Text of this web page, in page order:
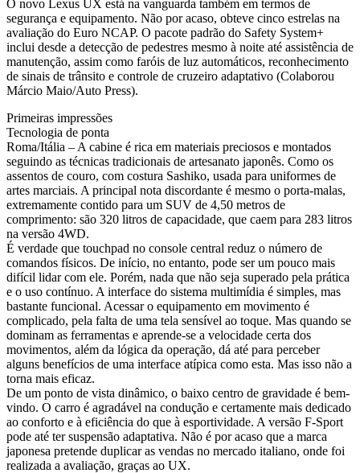
O novo Lexus UX está na vanguarda também em termos de
segurança e equipamento. Não por acaso, obteve cinco estrelas na
avaliação do Euro NCAP. O pacote padrão do Safety System+
inclui desde a detecção de pedestres mesmo à noite até assistência de
manutenção, assim como faróis de luz automáticos, reconhecimento
de sinais de trânsito e controle de cruzeiro adaptativo (Colaborou
Márcio Maio/Auto Press).
Primeiras impressões
Tecnologia de ponta
Roma/Itália – A cabine é rica em materiais preciosos e montados
seguindo as técnicas tradicionais de artesanato japonês. Como os
assentos de couro, com costura Sashiko, usada para uniformes de
artes marciais. A principal nota discordante é mesmo o porta-malas,
extremamente contido para um SUV de 4,50 metros de
comprimento: são 320 litros de capacidade, que caem para 283 litros
na versão 4WD.
É verdade que touchpad no console central reduz o número de
comandos físicos. De início, no entanto, pode ser um pouco mais
difícil lidar com ele. Porém, nada que não seja superado pela prática
e o uso contínuo. A interface do sistema multimídia é simples, mas
bastante funcional. Acessar o equipamento em movimento é
complicado, pela falta de uma tela sensível ao toque. Mas quando se
dominam as ferramentas e aprende-se a velocidade certa dos
movimentos, além da lógica da operação, dá até para perceber
alguns benefícios de uma interface atípica como esta. Mas isso não a
torna mais eficaz.
De um ponto de vista dinâmico, o baixo centro de gravidade é bem-
vindo. O carro é agradável na condução e certamente mais dedicado
ao conforto e à eficiência do que à esportividade. A versão F-Sport
pode até ter suspensão adaptativa. Não é por acaso que a marca
japonesa pretende duplicar as vendas no mercado italiano, onde foi
realizada a avaliação, graças ao UX.